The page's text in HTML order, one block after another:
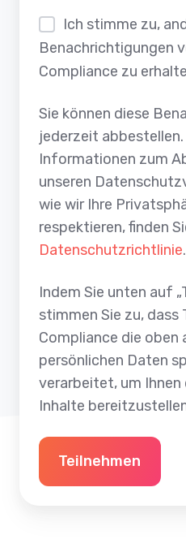
Ich stimme zu,
Benachrichtigungen
Compliance zu
Sie können diese
jederzeit abbestellen.
Informationen zum
unseren
wie wir Ihre
respektieren, finden
Datenschutzrichtlinie.
Indem Sie unten auf
stimmen Sie zu, dass
Compliance die oben
persönlichen Daten
verarbeitet, um
Inhalte